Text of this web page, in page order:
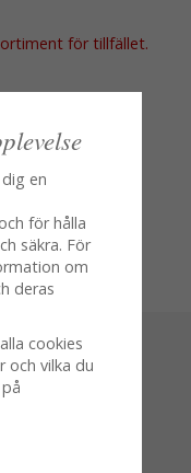
för tillfället.
en
för hålla
säkra. För
om
deras
cookies
och vilka du